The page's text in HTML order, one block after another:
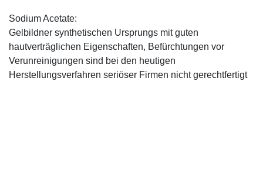
Sodium Acetate:
Gelbildner synthetischen Ursprungs mit guten
hautverträglichen Eigenschaften, Befürchtungen vor
Verunreinigungen sind bei den heutigen
Herstellungsverfahren seriöser Firmen nicht gerechtfertigt